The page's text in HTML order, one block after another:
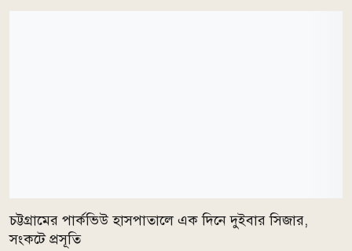
চট্টগ্রামের পার্কভিউ হাসপাতালে এক দিনে দুইবার সিজার,
সংকটে প্রসূতি